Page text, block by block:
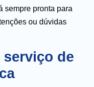
sempre pronta para
ou dúvidas
de